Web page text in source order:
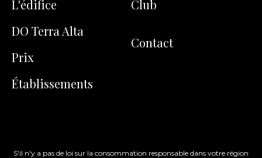
L'édifice
DO Terra Alta
Prix
Établissements
Club
Contact
S'il n'y a pas de loi sur la consommation responsable dans votre région